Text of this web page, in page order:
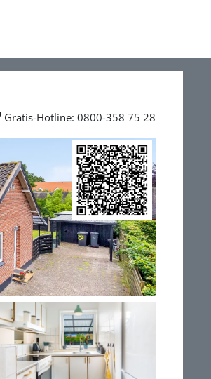
Gratis-Hotline: 0800-358 75 28